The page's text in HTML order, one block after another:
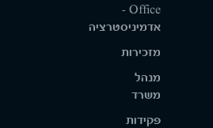
Office -
אדמיניסטרציה
מזכירות
מנהל
משרד
פקידות